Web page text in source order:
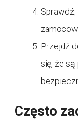
Przejdź
się, że
Często